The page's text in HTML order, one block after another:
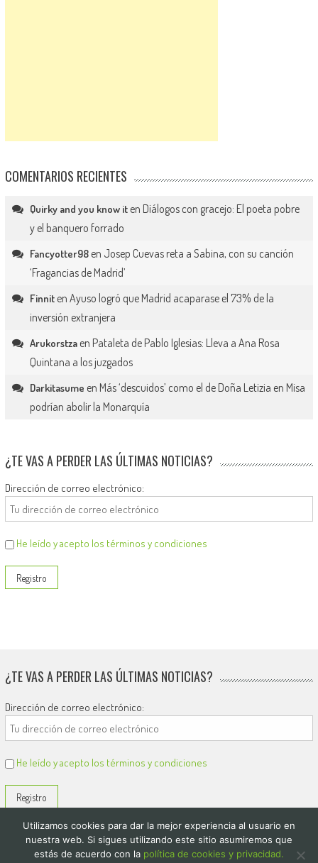
COMENTARIOS RECIENTES
Quirky and you know iten Diálogos con gracejo: El poeta pobre
y el banquero forrado
Fancyotter98en Josep Cuevas reta a Sabina, con su canción
‘Fragancias de Madrid’
Finniten Ayuso logró que Madrid acaparase el 73% de la
inversión extranjera
Arukorstzaen Pataleta de Pablo Iglesias: Lleva a Ana Rosa
Quintana a los juzgados
Darkitasume en Más ‘descuidos’ como el de Doña Letizia en Misa
podrían abolir la Monarquía
¿TE VAS A PERDER LAS ÚLTIMAS NOTICIAS?
Dirección de correo electrónico:
He leído y acepto los términos y condiciones
¿TE VAS A PERDER LAS ÚLTIMAS NOTICIAS?
Dirección de correo electrónico:
He leído y acepto los términos y condiciones
Utilizamos cookies para dar la mejor experiencia al usuario en
nuestra web. Si sigues utilizando este sitio asumiremos que
estás de acuerdo con la política de cookies y privacidad.